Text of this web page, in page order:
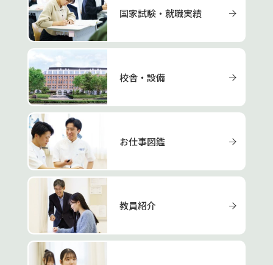
国家試験・就職実績
校舎・設備
お仕事図鑑
教員紹介